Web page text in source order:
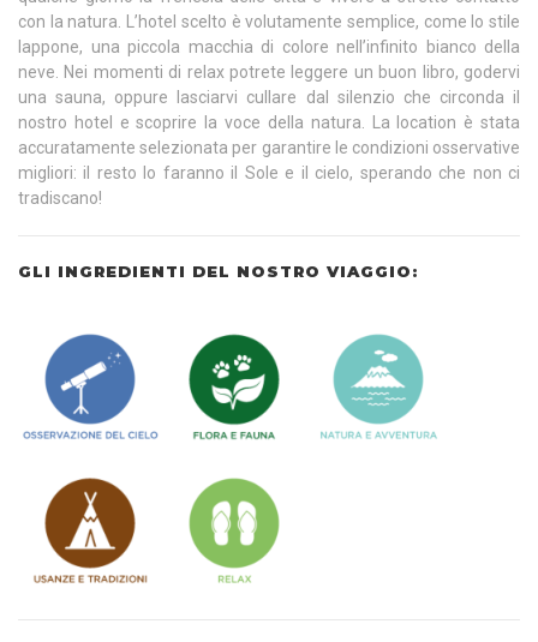
con la natura. L’hotel scelto è volutamente semplice, come lo stile
lappone, una piccola macchia di colore nell’infinito bianco della
neve. Nei momenti di relax potrete leggere un buon libro, godervi
una sauna, oppure lasciarvi cullare dal silenzio che circonda il
nostro hotel e scoprire la voce della natura. La location è stata
accuratamente selezionata per garantire le condizioni osservative
migliori: il resto lo faranno il Sole e il cielo, sperando che non ci
tradiscano!
GLI INGREDIENTI DEL NOSTRO VIAGGIO: